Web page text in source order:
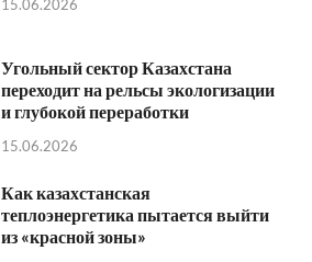
15.06.2026
Угольный сектор Казахстана
переходит на рельсы экологизации
и глубокой переработки
15.06.2026
Как казахстанская
теплоэнергетика пытается выйти
из «красной зоны»